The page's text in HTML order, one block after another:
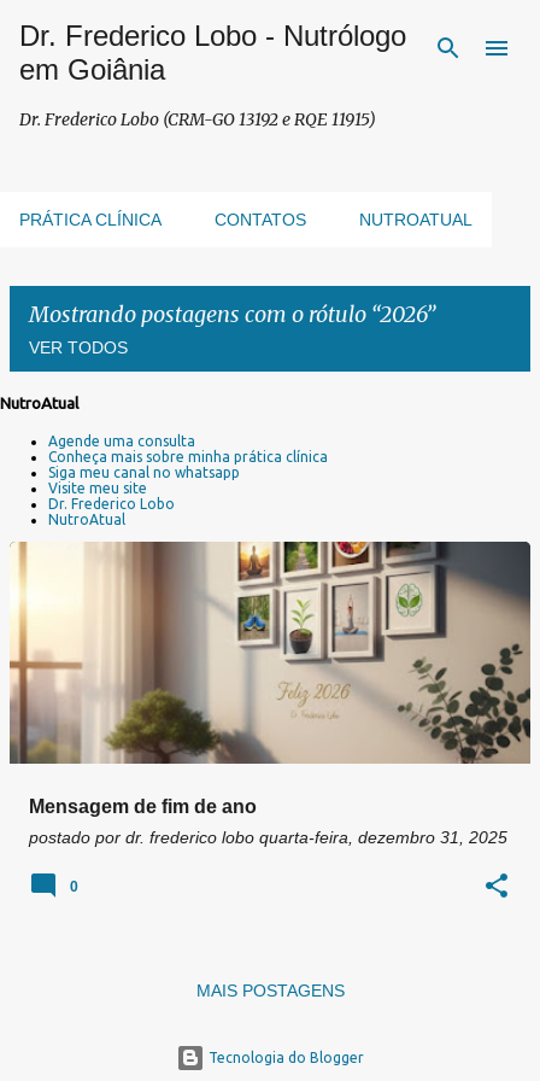
Pular para o conteúdo principal
Dr. Frederico Lobo - Nutrólogo
em Goiânia
Dr. Frederico Lobo (CRM-GO 13192 e RQE 11915)
PRÁTICA CLÍNICA CONTATOS NUTROATUAL
Mostrando postagens com o rótulo 2026
VER TODOS
g
NutroAtual
Agende uma consulta
Conheça mais sobre minha prática clínica
Siga meu canal no whatsapp
Visite meu site
Dr. Frederico Lobo
NutroAtual
Mensagem de fim de ano
postado por dr. frederico lobo quarta-feira, dezembro 31, 2025
0
MAIS POSTAGENS
Tecnologia do Blogger